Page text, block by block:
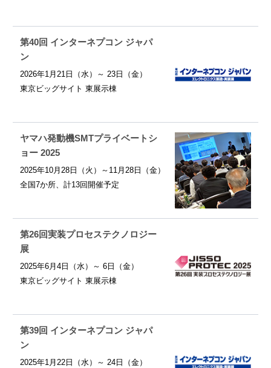
第40回 インターネプコン ジャパ
ン
2026年1月21日（水）～ 23日（金）
東京ビッグサイト 東展示棟
ヤマハ発動機SMTプライベートシ
ョー 2025
2025年10月28日（火）～11月28日（金）
全国7か所、計13回開催予定
第26回実装プロセステクノロジー
展
2025年6月4日（水）～ 6日（金）
東京ビッグサイト 東展示棟
第39回 インターネプコン ジャパ
ン
2025年1月22日（水）～ 24日（金）